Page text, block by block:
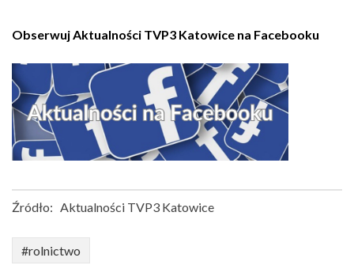
Obserwuj Aktualności TVP3 Katowice na Facebooku
Źródło: Aktualności TVP3 Katowice
#rolnictwo